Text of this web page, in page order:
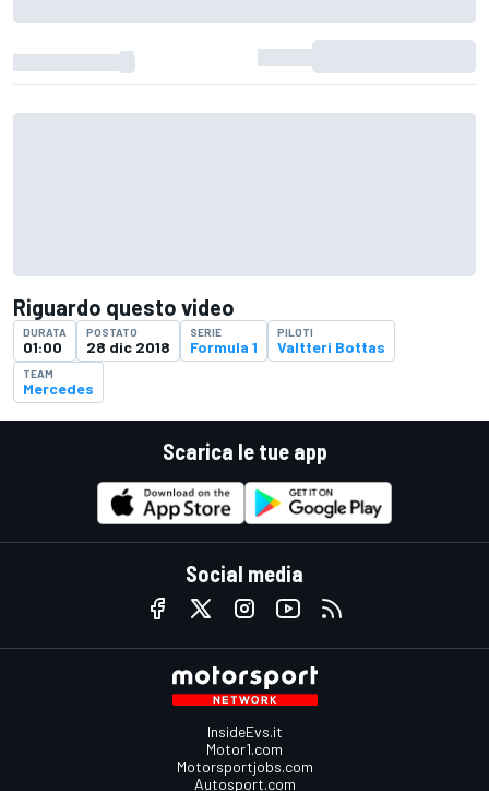
Riguardo questo video
DURATA
01:00
POSTATO
28 dic 2018
SERIE
Formula 1
PILOTI
Valtteri Bottas
TEAM
Mercedes
Scarica le tue app
Social media
InsideEvs.it
Motor1.com
Motorsportjobs.com
Autosport.com